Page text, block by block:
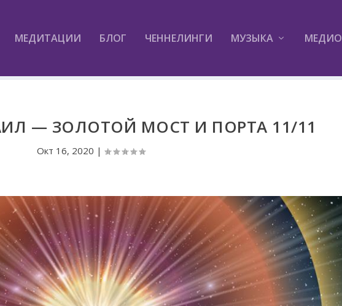
МЕДИТАЦИИ БЛОГ ЧЕННЕЛИНГИ МУЗЫКА МЕДИО
— ЗОЛОТОЙ МОСТ И ПОРТА 11/11
Окт 16, 2020 |